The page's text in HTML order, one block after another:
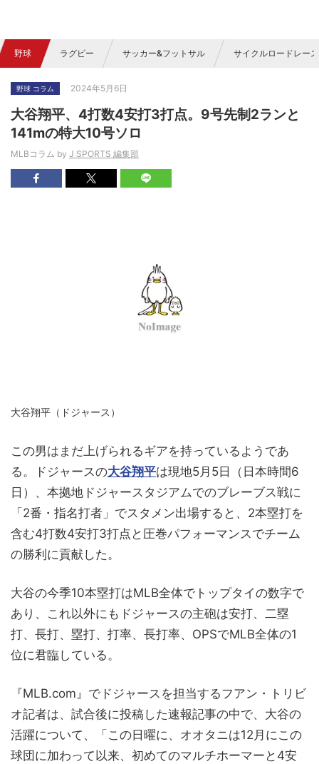
野球 ラグビー サッカー&フットサル サイクルロードレース
野球 コラム 2024年5月6日
大谷翔平、4打数4安打3打点。9号先制2ランと
141mの特大10号ソロ
MLBコラム by J SPORTS 編集部
大谷翔平（ドジャース）
この男はまだ上げられるギアを持っているようであ
る。ドジャースの大谷翔平は現地5月5日（日本時間6
日）、本拠地ドジャースタジアムでのブレーブス戦に
「2番・指名打者」でスタメン出場すると、2本塁打を
含む4打数4安打3打点と圧巻パフォーマンスでチーム
の勝利に貢献した。
大谷の今季10本塁打はMLB全体でトップタイの数字で
あり、これ以外にもドジャースの主砲は安打、二塁
打、長打、塁打、打率、長打率、OPSでMLB全体の1
位に君臨している。
『MLB.com』でドジャースを担当するフアン・トリビ
オ記者は、試合後に投稿した速報記事の中で、大谷の
活躍について、「この日曜に、オオタニは12月にこの
球団に加わって以来、初めてのマルチホーマーと4安